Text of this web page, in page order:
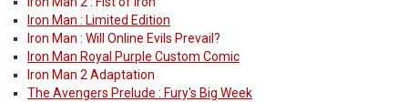
Iron Man : Limited Edition
Iron Man : Will Online Evils Prevail?
Iron Man Royal Purple Custom Comic
Iron Man 2 Adaptation
The Avengers Prelude : Fury's Big Week